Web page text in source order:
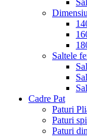
Saltele
Cadre Pat
Paturi
Paturi
Paturi